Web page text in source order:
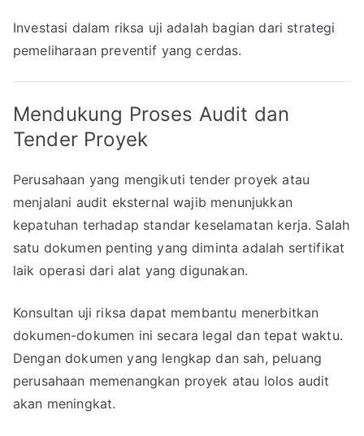
Investasi dalam riksa uji adalah bagian dari strategi
pemeliharaan preventif yang cerdas.
Mendukung Proses Audit dan
Tender Proyek
Perusahaan yang mengikuti tender proyek atau
menjalani audit eksternal wajib menunjukkan
kepatuhan terhadap standar keselamatan kerja. Salah
satu dokumen penting yang diminta adalah sertifikat
laik operasi dari alat yang digunakan.
Konsultan uji riksa dapat membantu menerbitkan
dokumen-dokumen ini secara legal dan tepat waktu.
Dengan dokumen yang lengkap dan sah, peluang
perusahaan memenangkan proyek atau lolos audit
akan meningkat.